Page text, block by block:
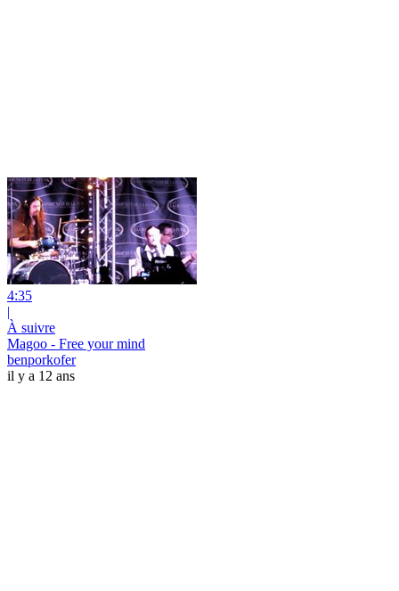
4:35
|
À suivre
Magoo - Free your mind
benporkofer
il y a 12 ans